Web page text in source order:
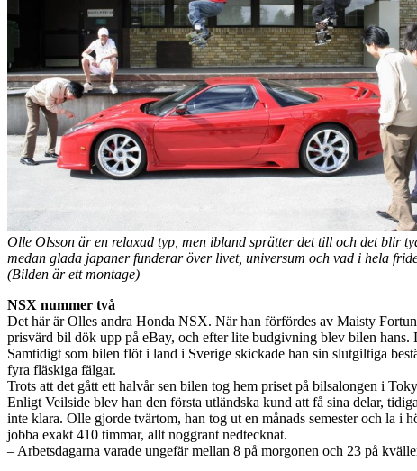
Olle Olsson är en relaxad typ, men ibland sprätter det till och det blir
medan glada japaner funderar över livet, universum och vad i hela
(Bilden är ett montage)
NSX nummer två
Det här är Olles andra Honda NSX. När han förfördes av Maisty
prisvärd bil dök upp på eBay, och efter lite budgivning blev bilen hans.
Samtidigt som bilen flöt i land i Sverige skickade han sin slutgiltiga
fyra fläskiga fälgar.
Trots att det gått ett halvår sen bilen tog hem priset på bilsalongen i
Enligt Veilside blev han den första utländska kund att få sina delar,
inte klara. Olle gjorde tvärtom, han tog ut en månads semester och la i
jobba exakt 410 timmar, allt noggrant nedtecknat.
– Arbetsdagarna varade ungefär mellan 8 på morgonen och 23 på